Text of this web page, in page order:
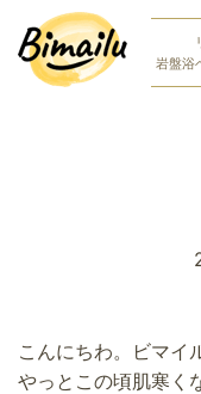
content
岩盤浴
岩盤浴無料体験お
こんにちわ。ビマイ
やっとこの頃肌寒く